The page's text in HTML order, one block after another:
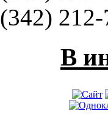
(342)
В